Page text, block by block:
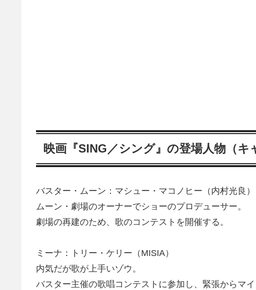
映画『SING／シング』の登場人物（キ
バスター・ムーン：マシュー・マコノヒー（内村光良）
ムーン・劇場のオーナーでショーのプロデューサー。
劇場の再建のため、歌のコンテストを開催する。
ミーナ：トリー・ケリー（MISIA）
内気だが歌が上手いゾウ。
バスター主催の歌唱コンテストに参加し、緊張からマ